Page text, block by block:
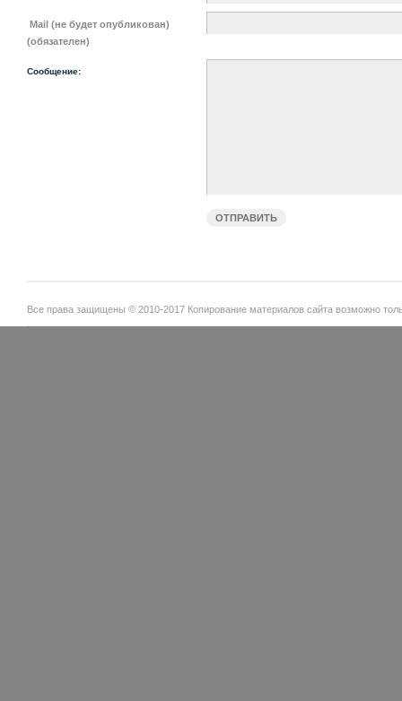
Mail (не будет опубликован)
(обязателен)
Сообщение:
Все права защищены © 2010-2017 Копирование материалов сайта возможно